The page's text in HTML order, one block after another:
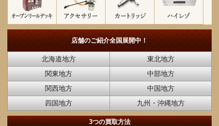
店舗のご紹介全国展開中！
北海道地方
東北地方
関東地方
中部地方
関西地方
中国地方
四国地方
九州・沖縄地方
3つの買取方法